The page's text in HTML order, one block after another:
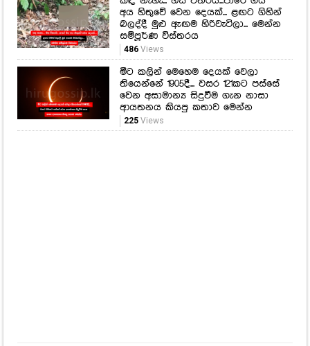
අය හිතුවේ වෙන දෙයක්... ළඟට ගිහින්
බලද්දී මුළු ඇඟම හිරිවැටිලා... මෙන්න
සම්පූර්ණ විස්තරය
486Views
මීට කලින් මෙහෙම දෙයක් වෙලා
තියෙන්නේ 1905දී... වසර 121කට පස්සේ
වෙන අසාමාන්‍ය සිදුවීම ගැන නාසා
ආයතනය කියපු කතාව මෙන්න
225Views